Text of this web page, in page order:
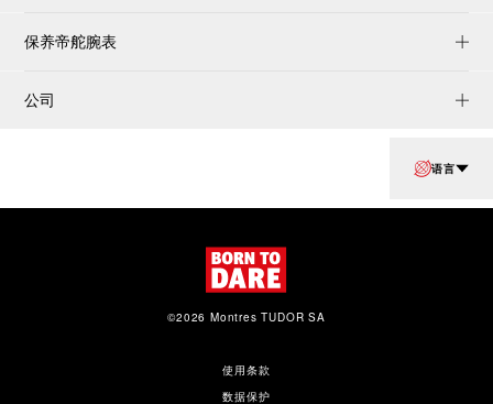
保养帝舵腕表
公司
语言
使用条款
数据保护
©2026 Montres TUDOR SA